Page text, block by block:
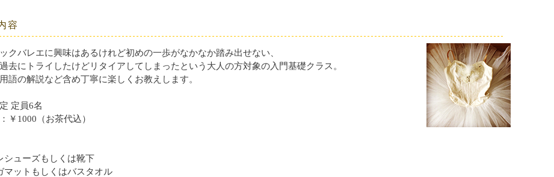
容
クバレエに興味はあるけれど初めの一歩がなかなか踏み出せない、
去にトライしたけどリタイアしてしまったという大人の方対象の入門基礎クラス。
語の解説など含め丁寧に楽しくお教えします。
定員6名
￥1000（お茶代込）
シューズもしくは靴下
マットもしくはバスタオル